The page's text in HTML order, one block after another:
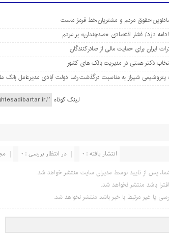
مردم و مشتریان،خط قرمز ماست
ادامه دارد/ فشار اقتصادی «صدچندان» بر مردم
ایران برای حمایت مالی از صادرکنندگان
دکتر همتی در مدیریت بانک های کشور
شیراز به مناسبت درگذشت رضا دولت آبادی مدیرعامل بانک
لینک کوتاه
در انتظار بررسی : 0 انتشار یافته : 0
پس از تایید توسط مدیران سایت منتشر خواهد شد.
باشد منتشر نخواهد شد.
یا غیر مرتبط با خبر باشد منتشر نخواهد شد.